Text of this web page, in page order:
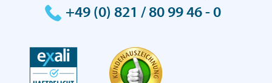
+49 (0) 821 / 80 99 46 - 0